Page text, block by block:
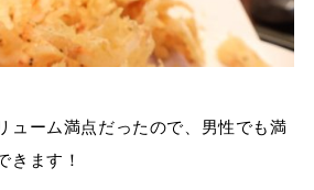
ューム満点だったので、男性でも満
きます！